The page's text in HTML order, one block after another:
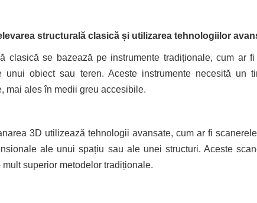
structurală clasică și utilizarea tehnologiilor
clasică se bazează pe instrumente tradiționale, cum ar
unui obiect sau teren. Aceste instrumente necesită un
mai ales în medii greu accesibile.
3D utilizează tehnologii avansate, cum ar fi
ale unui spațiu sau ale unei structuri. Aceste
superior metodelor tradiționale.